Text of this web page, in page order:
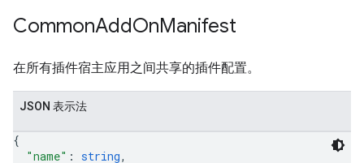
CommonAddOnManifest
在所有插件宿主应用之间共享的插件配置。
JSON 表示法
{
"name" : string,